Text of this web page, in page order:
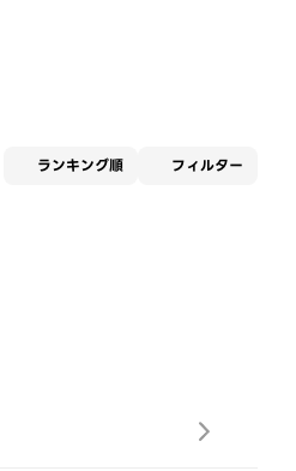
ランキング順 フィルター